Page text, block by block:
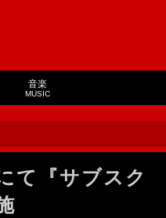
音楽
MUSIC
て『サブスク